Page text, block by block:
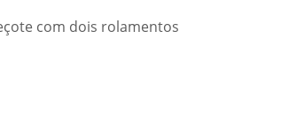
com dois rolamentos